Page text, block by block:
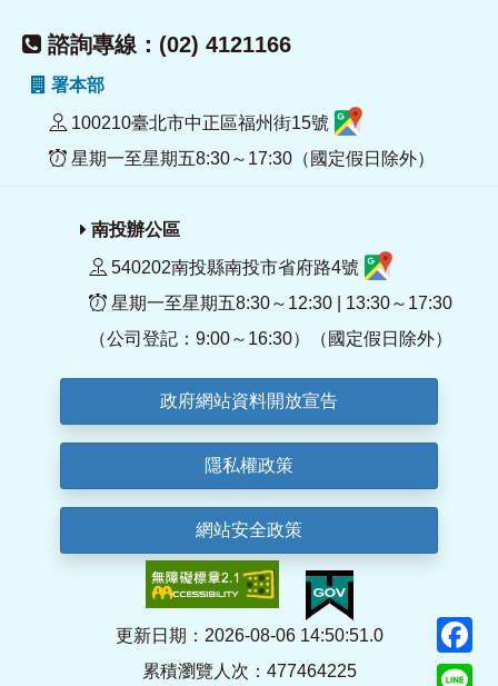
諮詢專線：(02) 4121166
署本部
100210臺北市中正區福州街15號
星期一至星期五8:30～17:30（國定假日除外）
南投辦公區
540202南投縣南投市省府路4號
星期一至星期五8:30～12:30 | 13:30～17:30
（公司登記：9:00～16:30）（國定假日除外）
政府網站資料開放宣告
隱私權政策
網站安全政策
更新日期：2026-08-06 14:50:51.0
累積瀏覽人次：477464225